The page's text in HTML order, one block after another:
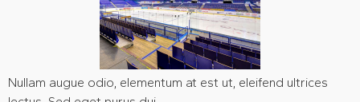
Nullam augue odio, elementum at est ut, eleifend ultrices